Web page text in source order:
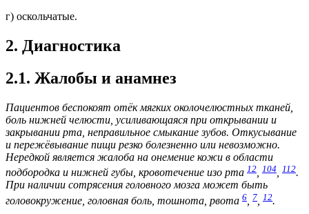
г) оскольчатые.
2. Диагностика
2.1. Жалобы и анамнез
Пациентов беспокоят отёк мягких околочелюстных тканей,
боль нижней челюсти, усиливающаяся при открывании и
закрывании рта, неправильное смыкание зубов. Откусывание
и пережёвывание пищи резко болезненно или невозможно.
Нередкой является жалоба на онемение кожи в области
подбородка и нижней губы, кровотечение изо рта 12 104 112.
При наличии сотрясения головного мозга может быть
головокружение, головная боль, тошнота, рвота 6 7 12.